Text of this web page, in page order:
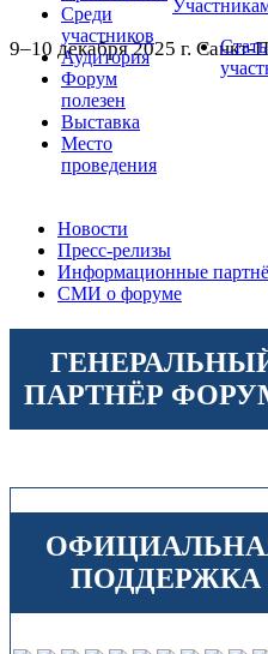
9–10 декабря 2025 г. Санкт-
Среди
участников
Аудитория
Форум
полезен
Выставка
Место
проведения
Стать
Новости
Пресс-релизы
Информационные
СМИ о форуме
ПАРТНЁР
ПОДДЕРЖКА